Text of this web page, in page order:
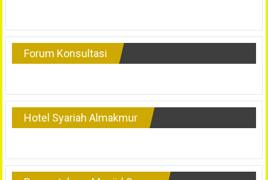
Forum Konsultasi
Hotel Syariah Almakmur